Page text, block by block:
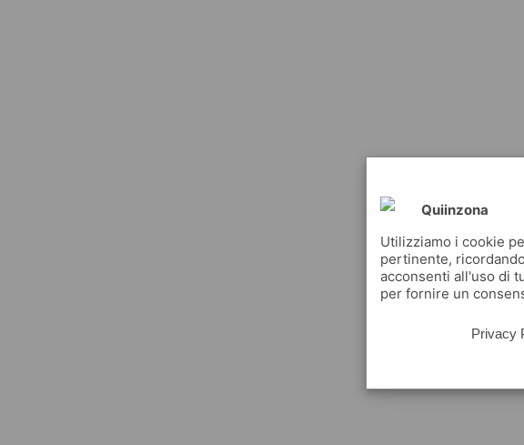
Quiinzona
Utilizziamo i cookie
pertinente,
acconsenti all'uso di
per fornire un
Privacy